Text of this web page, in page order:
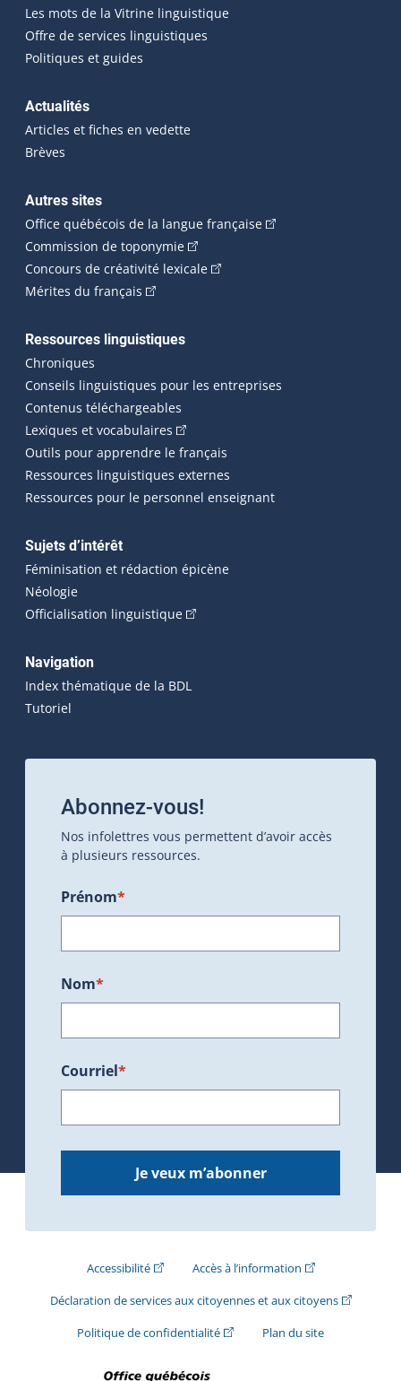
Les mots de la Vitrine linguistique
Offre de services linguistiques
Politiques et guides
Actualités
Articles et fiches en vedette
Brèves
Autres sites
Office québécois de la langue française(Cet hyperlien
Commission de toponymie(Cet hyperlien externe s'ouvrira
Concours de créativité lexicale(Cet hyperlien externe
Mérites du français (Cet hyperlien externe s'ouvrira dans une
Ressources linguistiques
Chroniques
Conseils linguistiques pour les entreprises
Contenus téléchargeables
Lexiques et vocabulaires (Cet hyperlien externe s'ouvrira
Outils pour apprendre le français
Ressources linguistiques externes
Ressources pour le personnel enseignant
Sujets d’intérêt
Féminisation et rédaction épicène
Néologie
Officialisation linguistique(Cet hyperlien externe s'ouvrira
Navigation
Index thématique de la BDL
Tutoriel
Abonnez-vous!
Nos infolettres vous permettent d’avoir accès
à plusieurs ressources.
Prénom*
Nom*
Courriel*
Je veux m’abonner
Accessibilité(Cet hyperlien externe s'ouvrira dans une
Accès à l’information(Cet hyperlien
Déclaration de services aux citoyennes et aux citoyens(Cet
Politique de confidentialité(Cet hyperlien externe s'ouvrira
Plan du site